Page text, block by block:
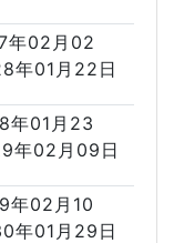
年02月02
年01月22日
年01月23
年02月09日
年02月10
年01月29日